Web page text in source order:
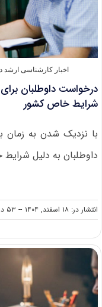
اخبار کارشناسی ارشد
شرایط خاص کشور
داوطلبان به دلیل
انتشار در: ۱۸ اسفند, ۱۴۰۴ -- ۵۳ دیدگاه